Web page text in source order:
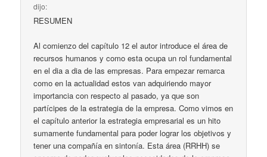
dijo:
RESUMEN
Al comienzo del capítulo 12 el autor introduce el área de
recursos humanos y como esta ocupa un rol fundamental
en el dia a dia de las empresas. Para empezar remarca
como en la actualidad estos van adquiriendo mayor
importancia con respecto al pasado, ya que son
partícipes de la estrategia de la empresa. Como vimos en
el capítulo anterior la estrategia empresarial es un hito
sumamente fundamental para poder lograr los objetivos y
tener una compañía en sintonía. Esta área (RRHH) se